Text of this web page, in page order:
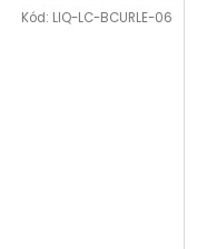
Kód: LIQ-LC-BCURLE-06